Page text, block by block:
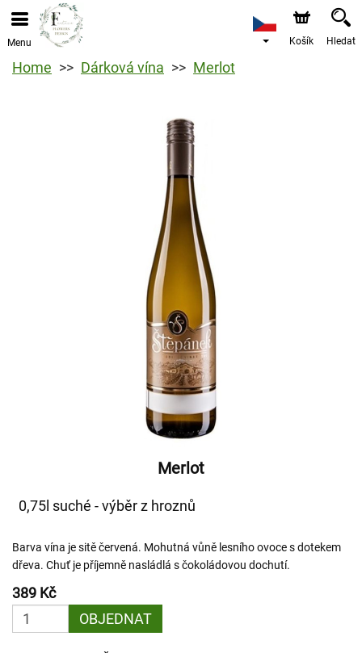
Menu Košík Hledat
Home Dárková vína Merlot
Merlot
0,75l suché - výběr z hroznů
Barva vína je sitě červená. Mohutná vůně lesního ovoce s dotekem
dřeva. Chuť je příjemně nasládlá s čokoládovou dochutí.
389 Kč
OBJEDNAT